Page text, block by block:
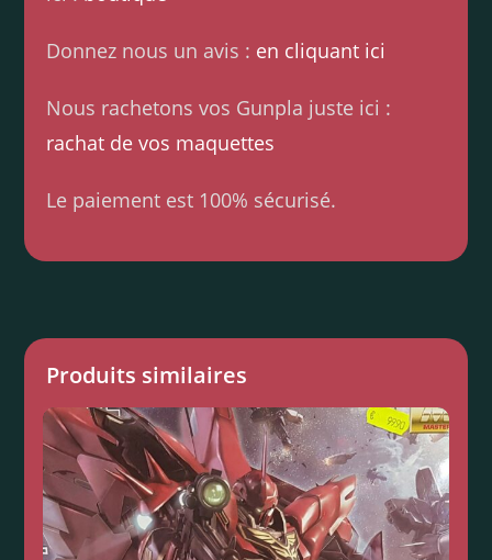
Donnez nous un avis : en cliquant ici
Nous rachetons vos Gunpla juste ici :
rachat de vos maquettes
Le paiement est 100% sécurisé.
Produits similaires